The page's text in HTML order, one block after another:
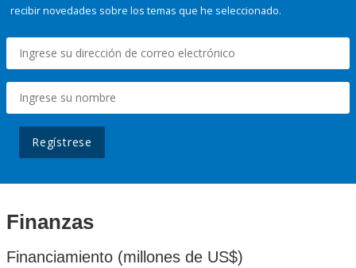
recibir novedades sobre los temas que he seleccionado.
Regístrese
Finanzas
Financiamiento (millones de US$)